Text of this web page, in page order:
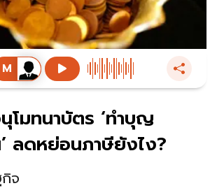
โมทนาบัตร ‘ทำบุญ
ลดหย่อนภาษียังไง?
จ